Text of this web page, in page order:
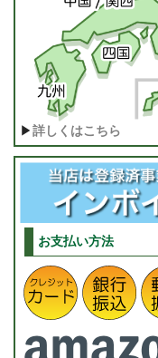
▶詳しくはこちら
お支払い方法